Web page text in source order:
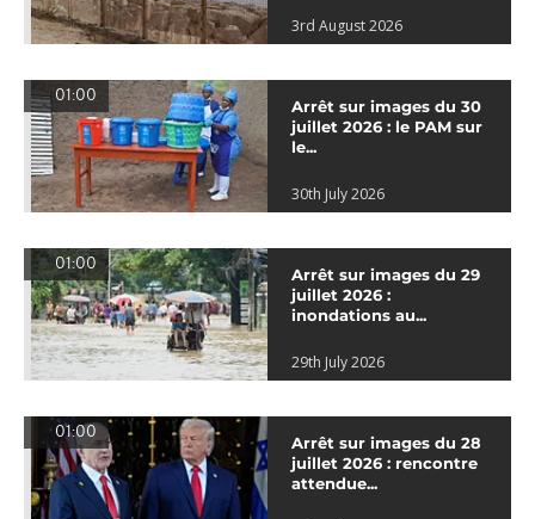
3rd August 2026
01:00
Arrêt sur images du 30
juillet 2026 : le PAM sur
le...
30th July 2026
01:00
Arrêt sur images du 29
juillet 2026 :
inondations au...
29th July 2026
01:00
Arrêt sur images du 28
juillet 2026 : rencontre
attendue...